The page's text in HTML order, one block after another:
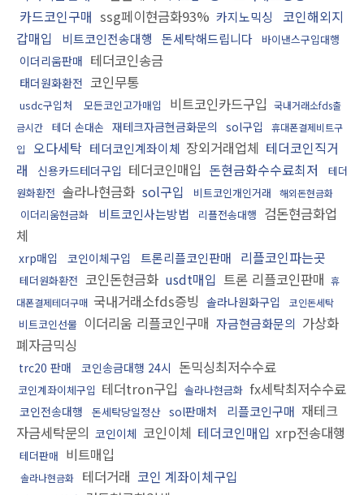
카드코인구매 ssg페이현금화93% 카지노믹싱
코인해외지
갑매입
비트코인전송대행 돈세탁해드립니다 바이낸스구입대행
이더리움판매 테더코인송금
태더원화환전 코인무통
usdc구입처 모든코인고가매입 비트코인카드구입 국내거래소fds출
금시간
테더 손대손 재테크자금현금화문의 sol구입
휴대폰결제비트구
입
오다세탁 테더코인계좌이체 장외거래업체 테더코인직거
래
신용카드테더구입 테더코인매입 돈현금화수수료최저
테더
원화환전 솔라나현금화 sol구입 비트코인개인거래 해외돈현금화
이더리움현금화 비트코인사는방법 리플전송대행 검돈현금화업
체
xrp매입 코인이체구입 트론리플코인판매 리플코인파는곳
테더원화환전 코인돈현금화 usdt매입 트론 리플코인판매 휴
대폰결제테더구매 국내거래소fds증빙 솔라나원화구입 코인돈세탁
비트코인선물 이더리움 리플코인구매 자금현금화문의 가상화
폐자금믹싱
trc20 판매 코인송금대행 24시 돈믹싱최저수수료
코인계좌이체구입 테더tron구입 솔라나현금화 fx세탁최저수수료
코인전송대행 돈세탁당일정산 sol판매처 리플코인구매 재테크
자금세탁문의 코인이체 코인이체 테더코인매입 xrp전송대행
테더판매 비트매입
솔라나현금화 테더거래 코인 계좌이체구입